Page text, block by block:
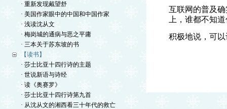
· 重新发现戴望舒
· 美国作家眼中的中国和中国作家
· 浅读沈从文
· 梅岗城的通病与恶之平庸
· 三本关于苏东坡的书
【读书】
· 莎士比亚十四行诗的主题
· 世说新语与诗经
· 读《奥赛罗》
· 莎士比亚十四行诗第九首
· 从沈从文的湘西看三十年代的救亡
互联网的普及
上，谁都不知
积极地说，可